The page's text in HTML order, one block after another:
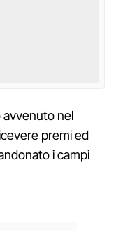
avvenuto nel
premi ed
i campi